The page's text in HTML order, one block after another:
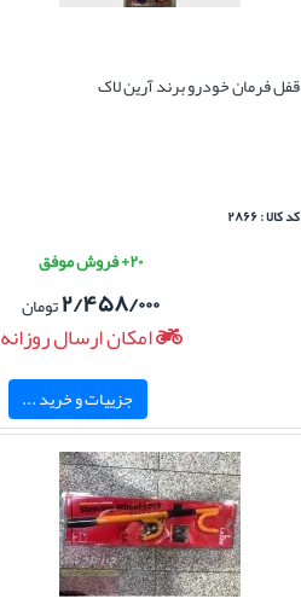
قفل فرمان خودرو برند آرین لاک
کد کالا : ۲۸۶۶
۲۰+ فروش موفق
۲/۴۵۸/۰۰۰تومان
امکان ارسال روزانه
جزییات و خرید ...